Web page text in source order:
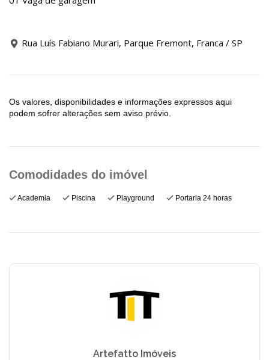
Rua Luís Fabiano Murari, Parque Fremont, Franca / SP
Os valores, disponibilidades e informações expressos aqui
podem sofrer alterações sem aviso prévio.
Academia Piscina Playground Portaria 24 horas
Artefatto Imóveis